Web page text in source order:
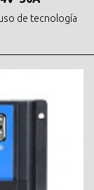
de tecnología